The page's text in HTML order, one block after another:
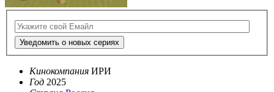
Уведомить о новых сериях
Кинокомпания ИРИ
Год 2025